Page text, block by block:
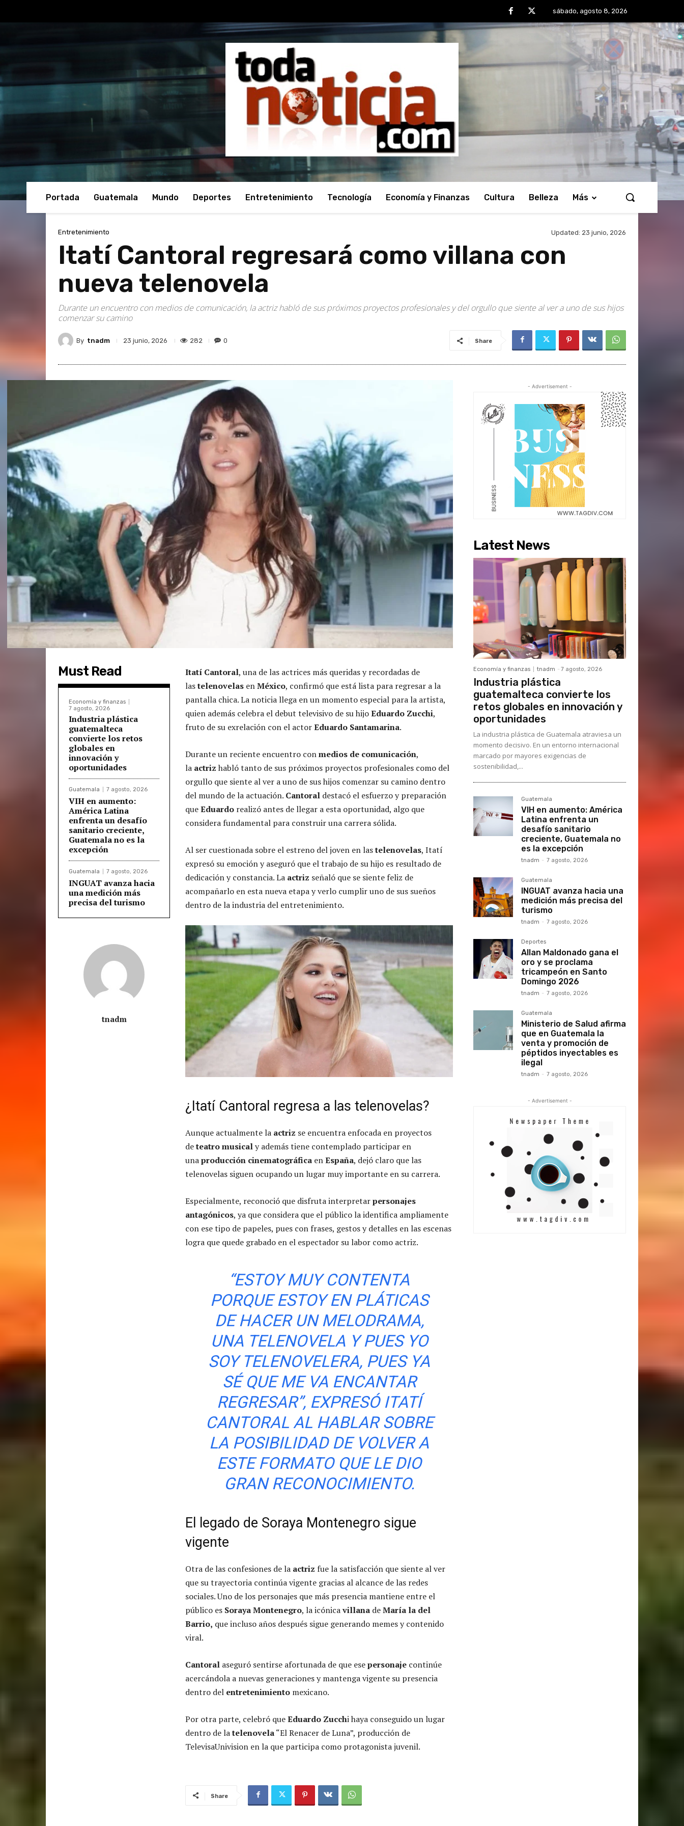
sábado, agosto 8, 2026
Portada Guatemala Mundo Deportes Entretenimiento Tecnología Economía y Finanzas Cultura Belleza Más
Entretenimiento Updated: 23 junio, 2026
Itatí Cantoral regresará como villana con
nueva telenovela
Durante un encuentro con medios de comunicación, la actriz habló de sus próximos proyectos profesionales y del orgullo que siente al ver a uno de sus hijos
comenzar su camino
By tnadm 23 junio, 2026 282 0 Share
Must Read
Economía y finanzas
7 agosto, 2026
Industria plástica
guatemalteca
convierte los retos
globales en
innovación y
oportunidades
Guatemala 7 agosto, 2026
VIH en aumento:
América Latina
enfrenta un desafío
sanitario creciente,
Guatemala no es la
excepción
Guatemala 7 agosto, 2026
INGUAT avanza hacia
una medición más
precisa del turismo
tnadm
Itatí Cantoral, una de las actrices más queridas y recordadas de
lastelenovelas enMéxico, confirmó que está lista para regresar a la
pantalla chica. La noticia llega en un momento especial para la artista,
quien además celebra el debut televisivo de su hijoEduardo Zucchi,
fruto de su exrelación con el actorEduardo Santamarina.
Durante un reciente encuentro conmedios de comunicación,
la actriz habló tanto de sus próximos proyectos profesionales como del
orgullo que siente al ver a uno de sus hijos comenzar su camino dentro
del mundo de la actuación. Cantoral destacó el esfuerzo y preparación
queEduardo realizó antes de llegar a esta oportunidad, algo que
considera fundamental para construir una carrera sólida.
Al ser cuestionada sobre el estreno del joven en lastelenovelas, Itatí
expresó su emoción y aseguró que el trabajo de su hijo es resultado de
dedicación y constancia. La actriz señaló que se siente feliz de
acompañarlo en esta nueva etapa y verlo cumplir uno de sus sueños
dentro de la industria del entretenimiento.
¿Itatí Cantoral regresa a las telenovelas?
Aunque actualmente la actriz se encuentra enfocada en proyectos
deteatro musicaly además tiene contemplado participar en
unaproducción cinematográfica enEspaña, dejó claro que las
telenovelas siguen ocupando un lugar muy importante en su carrera.
Especialmente, reconoció que disfruta interpretarpersonajes
antagónicos, ya que considera que el público la identifica ampliamente
con ese tipo de papeles, pues con frases, gestos y detalles en las escenas
logra que quede grabado en el espectador su labor como actriz.
“ESTOY MUY CONTENTA
PORQUE ESTOY EN PLÁTICAS
DE HACER UN MELODRAMA,
UNA TELENOVELA Y PUES YO
SOY TELENOVELERA, PUES YA
SÉ QUE ME VA ENCANTAR
REGRESAR”, EXPRESÓ ITATÍ
CANTORAL AL HABLAR SOBRE
LA POSIBILIDAD DE VOLVER A
ESTE FORMATO QUE LE DIO
GRAN RECONOCIMIENTO.
El legado de Soraya Montenegro sigue
vigente
Otra de las confesiones de la actriz fue la satisfacción que siente al ver
que su trayectoria continúa vigente gracias al alcance de las redes
sociales. Uno de los personajes que más presencia mantiene entre el
público es Soraya Montenegro, la icónicavillana deMaría la del
Barrio, que incluso años después sigue generando memes y contenido
viral.
Cantoral aseguró sentirse afortunada de que esepersonaje continúe
acercándola a nuevas generaciones y mantenga vigente su presencia
dentro del entretenimiento mexicano.
Por otra parte, celebró queEduardo Zucchi haya conseguido un lugar
dentro de latelenovela“El Renacer de Luna”, producción de
TelevisaUnivision en la que participa como protagonista juvenil.
Share
- Advertisement -
Latest News
Economía y finanzas tnadm - 7 agosto, 2026
Industria plástica
guatemalteca convierte los
retos globales en innovación y
oportunidades
La industria plástica de Guatemala atraviesa un
momento decisivo. En un entorno internacional
marcado por mayores exigencias de
sostenibilidad,...
Guatemala
VIH en aumento: América
Latina enfrenta un
desafío sanitario
creciente, Guatemala no
es la excepción
tnadm - 7 agosto, 2026
Guatemala
INGUAT avanza hacia una
medición más precisa del
turismo
tnadm - 7 agosto, 2026
Deportes
Allan Maldonado gana el
oro y se proclama
tricampeón en Santo
Domingo 2026
tnadm - 7 agosto, 2026
Guatemala
Ministerio de Salud afirma
que en Guatemala la
venta y promoción de
péptidos inyectables es
ilegal
tnadm - 7 agosto, 2026
- Advertisement -